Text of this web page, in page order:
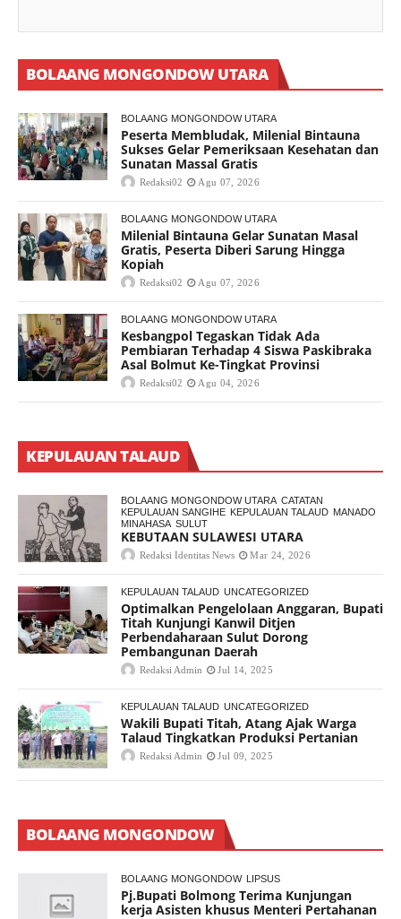
BOLAANG MONGONDOW UTARA
BOLAANG MONGONDOW UTARA
Peserta Membludak, Milenial Bintauna
Sukses Gelar Pemeriksaan Kesehatan dan
Sunatan Massal Gratis
Redaksi02 Agu 07, 2026
BOLAANG MONGONDOW UTARA
Milenial Bintauna Gelar Sunatan Masal
Gratis, Peserta Diberi Sarung Hingga
Kopiah
Redaksi02 Agu 07, 2026
BOLAANG MONGONDOW UTARA
Kesbangpol Tegaskan Tidak Ada
Pembiaran Terhadap 4 Siswa Paskibraka
Asal Bolmut Ke-Tingkat Provinsi
Redaksi02 Agu 04, 2026
KEPULAUAN TALAUD
BOLAANG MONGONDOW UTARA CATATAN
KEPULAUAN SANGIHE KEPULAUAN TALAUD MANADO
MINAHASA SULUT
KEBUTAAN SULAWESI UTARA
Redaksi Identitas News Mar 24, 2026
KEPULAUAN TALAUD UNCATEGORIZED
Optimalkan Pengelolaan Anggaran, Bupati
Titah Kunjungi Kanwil Ditjen
Perbendaharaan Sulut Dorong
Pembangunan Daerah
Redaksi Admin Jul 14, 2025
KEPULAUAN TALAUD UNCATEGORIZED
Wakili Bupati Titah, Atang Ajak Warga
Talaud Tingkatkan Produksi Pertanian
Redaksi Admin Jul 09, 2025
BOLAANG MONGONDOW
BOLAANG MONGONDOW LIPSUS
Pj.Bupati Bolmong Terima Kunjungan
kerja Asisten khusus Menteri Pertahanan